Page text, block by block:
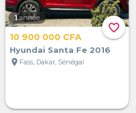
favorite_border
1 année
10 900 000 CFA
Hyundai Santa Fe 2016
location_on Fass, Dakar, Sénégal